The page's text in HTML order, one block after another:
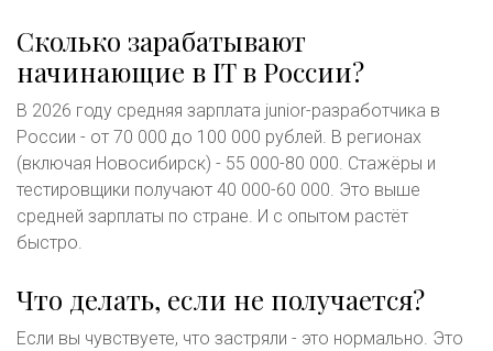
Сколько зарабатывают
начинающие в IT в России?
В 2026 году средняя зарплата junior-разработчика в
России - от 70 000 до 100 000 рублей. В регионах
(включая Новосибирск) - 55 000-80 000. Стажёры и
тестировщики получают 40 000-60 000. Это выше
средней зарплаты по стране. И с опытом растёт
быстро.
Что делать, если не получается?
Если вы чувствуете, что застряли - это нормально. Это